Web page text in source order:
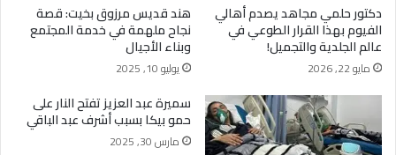
دكتور حلمي مجاهد يصدم أهالي
الفيوم بهذا القرار الطوعي في
عالم الجلدية والتجميل!
مايو 22, 2026
هند قديس مرزوق بخيت: قصة
نجاح ملهمة في خدمة المجتمع
وبناء الأجيال
يوليو 10, 2025
سميرة عبد العزيز تفتح النار على
حمو بيكا بسبب أشرف عبد الباقي
مارس 30, 2025